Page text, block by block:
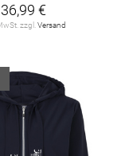
36,99 €
zzgl. Versand